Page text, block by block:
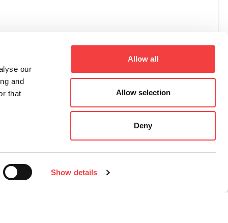
our
and
that
Show details
Allow all
Allow selection
Deny